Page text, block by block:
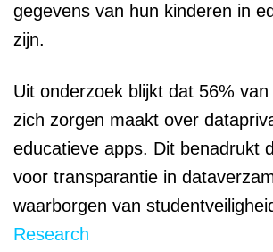
gegevens van hun kinderen in
zijn.
Uit onderzoek blijkt dat 56%
zich zorgen maakt over
educatieve apps. Dit benadrukt
voor transparantie in
waarborgen van
Research